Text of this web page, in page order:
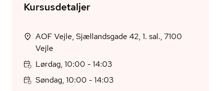
Kursusdetaljer
AOF Vejle, Sjællandsgade 42, 1. sal., 7100
Vejle
Lørdag, 10:00 - 14:03
Søndag, 10:00 - 14:03